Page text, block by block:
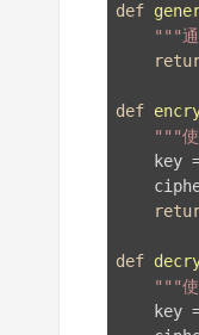
def
"""通
def
"""使
key
def
"""使
key